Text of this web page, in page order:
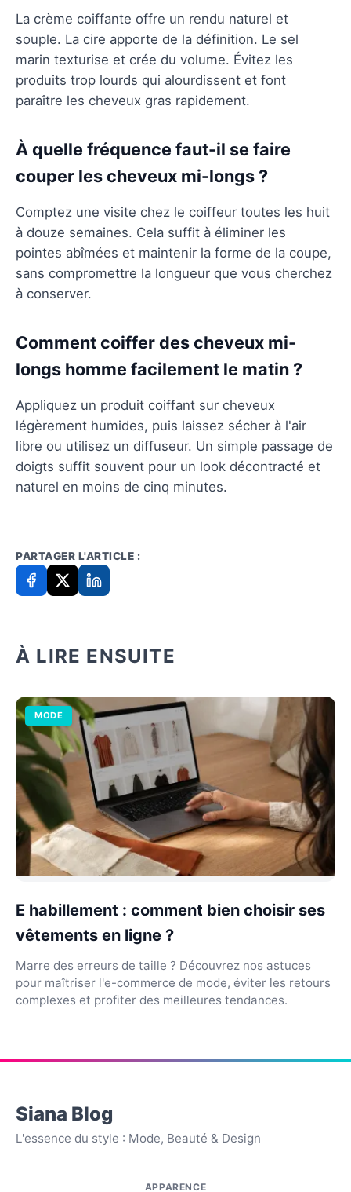
La crème coiffante offre un rendu naturel et
souple. La cire apporte de la définition. Le sel
marin texturise et crée du volume. Évitez les
produits trop lourds qui alourdissent et font
paraître les cheveux gras rapidement.
À quelle fréquence faut-il se faire
couper les cheveux mi-longs ?
Comptez une visite chez le coiffeur toutes les huit
à douze semaines. Cela suffit à éliminer les
pointes abîmées et maintenir la forme de la coupe,
sans compromettre la longueur que vous cherchez
à conserver.
Comment coiffer des cheveux mi-
longs homme facilement le matin ?
Appliquez un produit coiffant sur cheveux
légèrement humides, puis laissez sécher à l'air
libre ou utilisez un diffuseur. Un simple passage de
doigts suffit souvent pour un look décontracté et
naturel en moins de cinq minutes.
PARTAGER L'ARTICLE :
À LIRE ENSUITE
MODE
E habillement : comment bien choisir ses
vêtements en ligne ?
Marre des erreurs de taille ? Découvrez nos astuces
pour maîtriser l'e-commerce de mode, éviter les retours
complexes et profiter des meilleures tendances.
Siana Blog
L'essence du style : Mode, Beauté & Design
APPARENCE